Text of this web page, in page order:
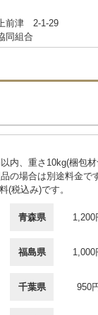
上前津 2-1-29
同組合
内、重さ10kg(梱包材
場合は別途料金です
(税込み)です。
青森県 1,200
福島県 1,000
千葉県 950